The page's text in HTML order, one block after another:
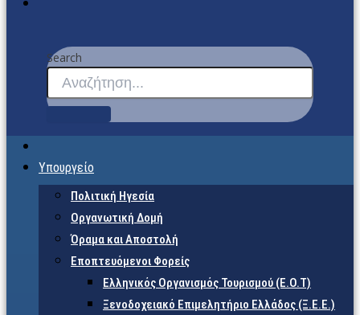
Search
Υπουργείο
Πολιτική Ηγεσία
Οργανωτική Δομή
Όραμα και Αποστολή
Εποπτευόμενοι Φορείς
Eλληνικός Οργανισμός Τουρισμού (Ε.Ο.Τ)
Ξενοδοχειακό Επιμελητήριο Ελλάδος (Ξ.Ε.Ε.)